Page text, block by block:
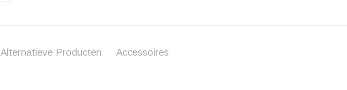
Alternatieve Producten Accessoires